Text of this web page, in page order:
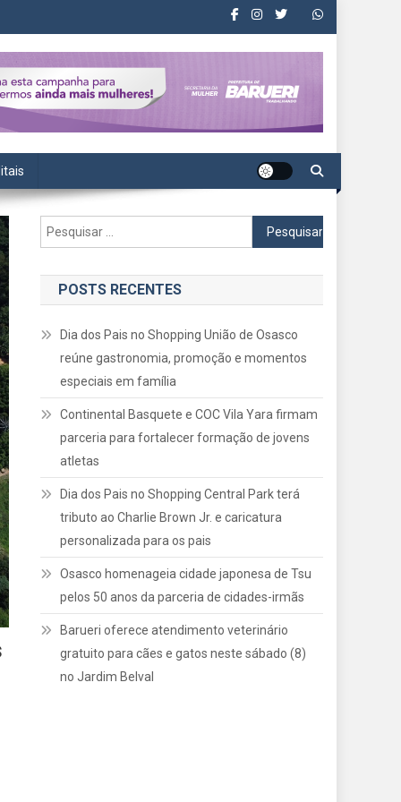
Pesquisar
por:
POSTS RECENTES
Dia dos Pais no Shopping União de Osasco
reúne gastronomia, promoção e momentos
especiais em família
Continental Basquete e COC Vila Yara firmam
parceria para fortalecer formação de jovens
atletas
Dia dos Pais no Shopping Central Park terá
tributo ao Charlie Brown Jr. e caricatura
personalizada para os pais
Osasco homenageia cidade japonesa de Tsu
pelos 50 anos da parceria de cidades-irmãs
Barueri oferece atendimento veterinário
gratuito para cães e gatos neste sábado (8)
no Jardim Belval